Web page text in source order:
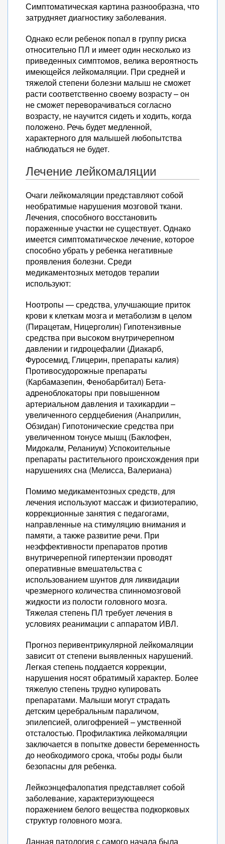
Симптоматическая картина разнообразна, что
затрудняет диагностику заболевания.
Однако если ребенок попал в группу риска
относительно ПЛ и имеет один несколько из
приведенных симптомов, велика вероятность
имеющейся лейкомаляции. При средней и
тяжелой степени болезни малыш не сможет
расти соответственно своему возрасту – он
не сможет переворачиваться согласно
возрасту, не научится сидеть и ходить, когда
положено. Речь будет медленной,
характерного для малышей любопытства
наблюдаться не будет.
Лечение лейкомаляции
Очаги лейкомаляции представляют собой
необратимые нарушения мозговой ткани.
Лечения, способного восстановить
пораженные участки не существует. Однако
имеется симптоматическое лечение, которое
способно убрать у ребенка негативные
проявления болезни. Среди
медикаментозных методов терапии
используют:
Ноотропы — средства, улучшающие приток
крови к клеткам мозга и метаболизм в целом
(Пирацетам, Ницерголин) Гипотензивные
средства при высоком внутричерепном
давлении и гидроцефалии (Диакарб,
Фуросемид, Глицерин, препараты калия)
Противосудорожные препараты
(Карбамазепин, Фенобарбитал) Бета-
адреноблокаторы при повышенном
артериальном давления и тахикардии –
увеличенного сердцебиения (Анаприлин,
Обзидан) Гипотонические средства при
увеличенном тонусе мышц (Баклофен,
Мидокалм, Реланиум) Успокоительные
препараты растительного происхождения при
нарушениях сна (Мелисса, Валериана)
Помимо медикаментозных средств, для
лечения используют массаж и физиотерапию,
коррекционные занятия с педагогами,
направленные на стимуляцию внимания и
памяти, а также развитие речи. При
неэффективности препаратов против
внутричерепной гипертензии проводят
оперативные вмешательства с
использованием шунтов для ликвидации
чрезмерного количества спинномозговой
жидкости из полости головного мозга.
Тяжелая степень ПЛ требует лечения в
условиях реанимации с аппаратом ИВЛ.
Прогноз перивентрикулярной лейкомаляции
зависит от степени выявленных нарушений.
Легкая степень поддается коррекции,
нарушения носят обратимый характер. Более
тяжелую степень трудно купировать
препаратами. Малыши могут страдать
детским церебральным параличом,
эпилепсией, олигофренией – умственной
отсталостью. Профилактика лейкомаляции
заключается в попытке довести беременность
до необходимого срока, чтобы роды были
безопасны для ребенка.
Лейкоэнцефалопатия представляет собой
заболевание, характеризующееся
поражением белого вещества подкорковых
структур головного мозга.
Данная патология с самого начала была